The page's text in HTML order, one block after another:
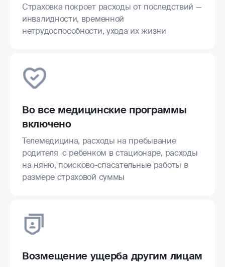
Страховка покроет расходы от последствий —
инвалидности, временной
нетрудоспособности, ухода их жизни
Во все медицинские программы
включено
Телемедицина, расходы на пребывание
родителя с ребенком в стационаре, расходы
на няню, поисково-спасательные работы в
размере страховой суммы
Возмещение ущерба другим лицам